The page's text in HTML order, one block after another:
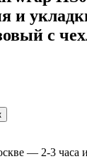
и
с
— 2-3 часа